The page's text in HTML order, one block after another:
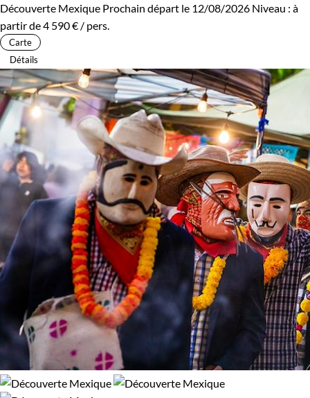
Environnement
Bord de mer et îles
Montagne Patrimoine et Nature
Découverte Mexique Prochain départ le 12/08/2026 Niveau : à
partir de4 590 € / pers.
Carte
Détails